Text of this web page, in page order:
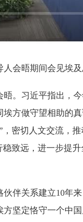
会晤期间会见埃及
习近平指出，今
方做守望相助的
密切人文交流，
致远，进一步提
关系建立10年
坚定恪守一个中